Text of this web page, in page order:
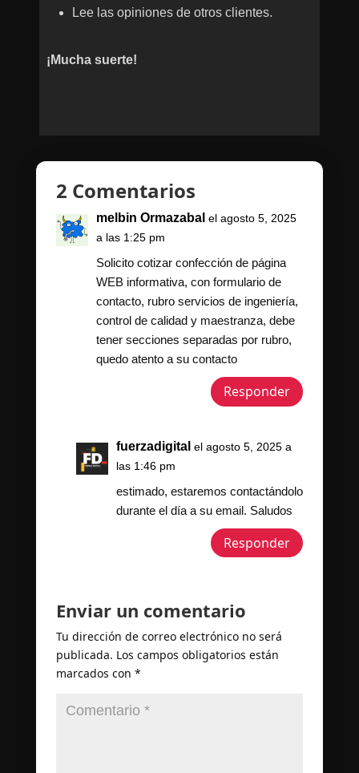
Lee las opiniones de otros clientes.
¡Mucha suerte!
2 Comentarios
melbin Ormazabal el agosto 5, 2025
a las 1:25 pm
Solicito cotizar confección de página
WEB informativa, con formulario de
contacto, rubro servicios de ingeniería,
control de calidad y maestranza, debe
tener secciones separadas por rubro,
quedo atento a su contacto
Responder
fuerzadigital el agosto 5, 2025 a
las 1:46 pm
estimado, estaremos contactándolo
durante el día a su email. Saludos
Responder
Enviar un comentario
Tu dirección de correo electrónico no será
publicada. Los campos obligatorios están
marcados con *